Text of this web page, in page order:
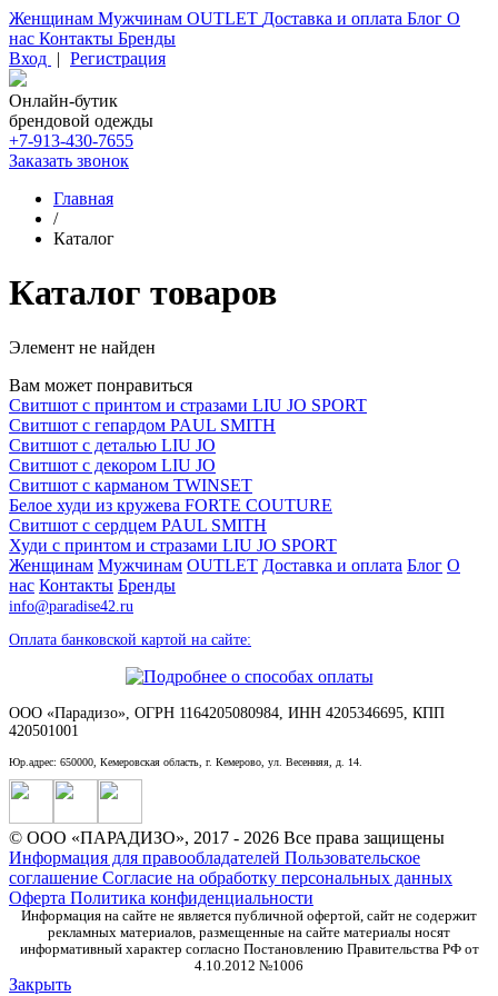
Женщинам Мужчинам OUTLET Доставка и оплата Блог О
нас Контакты Бренды
Вход | Регистрация
Онлайн-бутик
брендовой одежды
+7-913-430-7655
Заказать звонок
Главная
/
Каталог
Каталог товаров
Элемент не найден
Вам может понравиться
Свитшот с принтом и стразами LIU JO SPORT
Свитшот с гепардом PAUL SMITH
Свитшот с деталью LIU JO
Свитшот с декором LIU JO
Свитшот с карманом TWINSET
Белое худи из кружева FORTE COUTURE
Свитшот с сердцем PAUL SMITH
Худи с принтом и стразами LIU JO SPORT
Женщинам Мужчинам OUTLET Доставка и оплата Блог О
нас Контакты Бренды
info@paradise42.ru
Оплата банковской картой на сайте:
ООО «Парадизо», ОГРН 1164205080984, ИНН 4205346695, КПП
420501001
Юр.адрес: 650000, Кемеровская область, г. Кемерово, ул. Весенняя, д. 14.
© ООО «ПАРАДИЗО», 2017 - 2026 Все права защищены
Информация для правообладателей Пользовательское
соглашение Согласие на обработку персональных данных
Оферта Политика конфиденциальности
Информация на сайте не является публичной офертой, сайт не содержит
рекламных материалов, размещенные на сайте материалы носят
информативный характер согласно Постановлению Правительства РФ от
4.10.2012 №1006
Закрыть